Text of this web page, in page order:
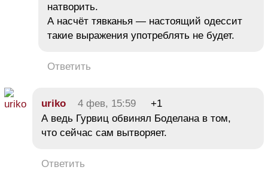
натворить.
А насчёт тявканья — настоящий одессит
такие выражения употреблять не будет.
Ответить
uriko 4 фев, 15:59
+1
А ведь Гурвиц обвинял Боделана в том,
что сейчас сам вытворяет.
Ответить